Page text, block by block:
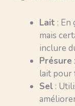
Lait : En
mais
inclure
Présure
lait pour
Sel :